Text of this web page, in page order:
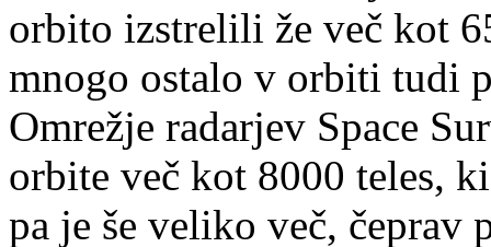
orbito izstrelili že več kot
mnogo ostalo v orbiti tudi
Omrežje radarjev Space
orbite več kot 8000 teles,
pa je še veliko več, čeprav